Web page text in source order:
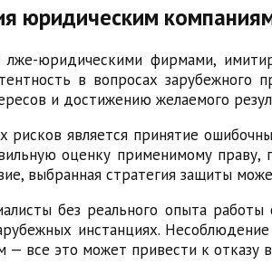
юридическим
лже-юридическими фирмами,
в вопросах зарубежного
и достижению желаемого
рисков является принятие
оценку применимому
выбранная стратегия защиты
без реального опыта
инстанциях.
все это может привести к отказу